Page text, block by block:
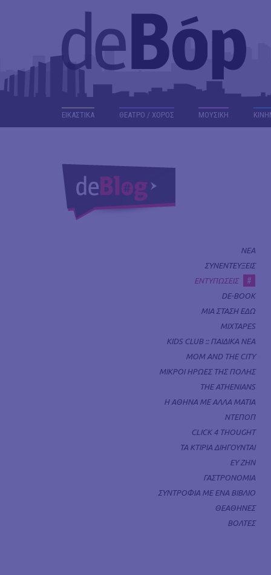
ΕΙΚΑΣΤΙΚΑ ΘΕΑΤΡΟ / ΧΟΡΟΣ ΜΟΥΣΙΚΗ
ΝΕΑ
ΣΥΝΕΝΤΕΥΞΕΙΣ
ΕΝΤΥΠΩΣΕΙΣ
#
DE-BOOK
ΜΙΑ ΣΤΑΣΗ ΕΔΩ
MIXTAPES
KIDS CLUB :: ΠΑΙΔΙΚΑ ΝΕΑ
MOM AND THE CITY
ΜΙΚΡΟΙ ΗΡΩΕΣ ΤΗΣ ΠΟΛΗΣ
THE ATHENIANS
Η ΑΘΗΝΑ ΜΕ ΑΛΛΑ ΜΑΤΙΑ
ΝΤΕΠΟΠ
CLICK 4 THOUGHT
ΤΑ ΚΤΙΡΙΑ ΔΙΗΓΟΥΝΤΑΙ
ΕΥ ΖΗΝ
ΓΑΣΤΡΟΝΟΜΙΑ
ΣΥΝΤΡΟΦΙΑ ΜΕ ΕΝΑ ΒΙΒΛΙΟ
ΘΕΑΘΗΝΕΣ
ΒΟΛΤΕΣ